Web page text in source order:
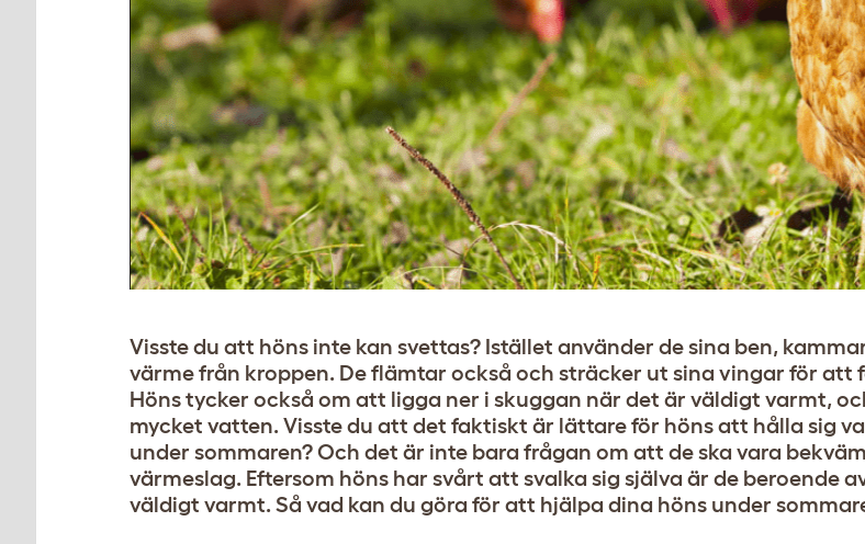
Visste du att höns inte kan svettas? Istället använder de sina ben,
värme från kroppen. De flämtar också och sträcker ut sina vingar för att
Höns tycker också om att ligga ner i skuggan när det är väldigt varmt,
mycket vatten. Visste du att det faktiskt är lättare för höns att hålla sig
under sommaren? Och det är inte bara frågan om att de ska vara
värmeslag. Eftersom höns har svårt att svalka sig själva är de beroende
väldigt varmt. Så vad kan du göra för att hjälpa dina höns under